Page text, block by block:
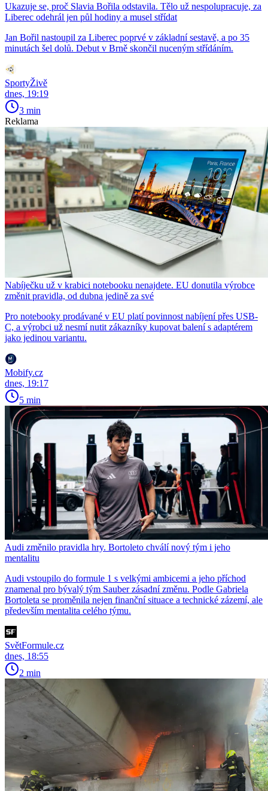
Ukazuje se, proč Slavia Bořila odstavila. Tělo už nespolupracuje, za
Liberec odehrál jen půl hodiny a musel střídat
Jan Bořil nastoupil za Liberec poprvé v základní sestavě, a po 35
minutách šel dolů. Debut v Brně skončil nuceným střídáním.
SportyŽivě
dnes, 19:19
3 min
Reklama
Nabíječku už v krabici notebooku nenajdete. EU donutila výrobce
změnit pravidla, od dubna jedině za své
Pro notebooky prodávané v EU platí povinnost nabíjení přes USB-
C, a výrobci už nesmí nutit zákazníky kupovat balení s adaptérem
jako jedinou variantu.
Mobify.cz
dnes, 19:17
5 min
Audi změnilo pravidla hry. Bortoleto chválí nový tým i jeho
mentalitu
Audi vstoupilo do formule 1 s velkými ambicemi a jeho příchod
znamenal pro bývalý tým Sauber zásadní změnu. Podle Gabriela
Bortoleta se proměnila nejen finanční situace a technické zázemí, ale
především mentalita celého týmu.
SvětFormule.cz
dnes, 18:55
2 min